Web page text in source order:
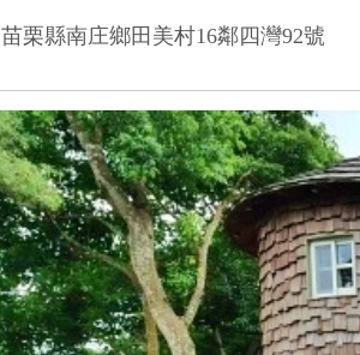
苗栗縣南庄鄉田美村16鄰四灣92號